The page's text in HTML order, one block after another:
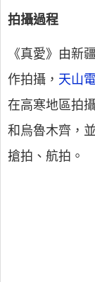
拍攝過程
《真愛》由新
作拍攝， 天山
在高寒地區拍
和烏魯木齊，
搶拍、航拍。